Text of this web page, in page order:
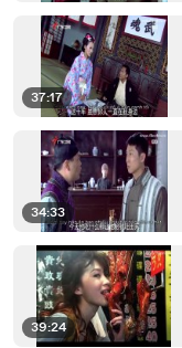
37:17
34:33
39:24